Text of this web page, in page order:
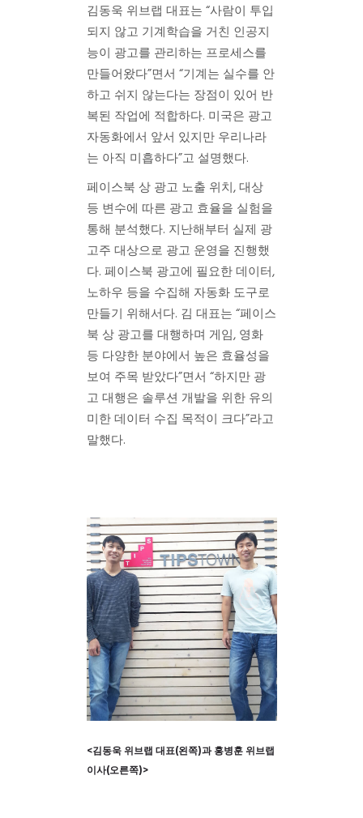
김동욱 위브랩 대표는 “사람이 투입
되지 않고 기계학습을 거친 인공지
능이 광고를 관리하는 프로세스를
만들어왔다”면서 “기계는 실수를 안
하고 쉬지 않는다는 장점이 있어 반
복된 작업에 적합하다. 미국은 광고
자동화에서 앞서 있지만 우리나라
는 아직 미흡하다”고 설명했다.
페이스북 상 광고 노출 위치, 대상
등 변수에 따른 광고 효율을 실험을
통해 분석했다. 지난해부터 실제 광
고주 대상으로 광고 운영을 진행했
다. 페이스북 광고에 필요한 데이터,
노하우 등을 수집해 자동화 도구로
만들기 위해서다. 김 대표는 “페이스
북 상 광고를 대행하며 게임, 영화
등 다양한 분야에서 높은 효율성을
보여 주목 받았다”면서 “하지만 광
고 대행은 솔루션 개발을 위한 유의
미한 데이터 수집 목적이 크다”라고
말했다.
<김동욱 위브랩 대표(왼쪽)과 홍병훈 위브랩
이사(오른쪽)>